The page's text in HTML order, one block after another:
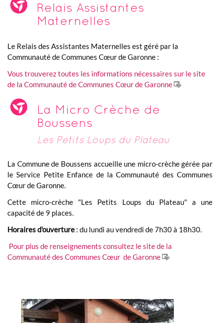
Relais Assistantes
Maternelles
Le Relais des Assistantes Maternelles est géré par la
Communauté de Communes Cœur de Garonne :
Vous trouverez toutes les informations nécessaires sur le site
de la Communauté de Communes Cœur de Garonne
La Micro Crèche de
Boussens
Les Petits Loups du Plateau
La Commune de Boussens accueille une micro-crèche gérée par
le Service Petite Enfance de la Communauté des Communes
Cœur de Garonne.
Cette micro-crèche "Les Petits Loups du Plateau" a une
capacité de 9 places.
Horaires d'ouverture : du lundi au vendredi de 7h30 à 18h30.
Pour plus de renseignements consultez le site de la
Communauté des Communes Cœur de Garonne